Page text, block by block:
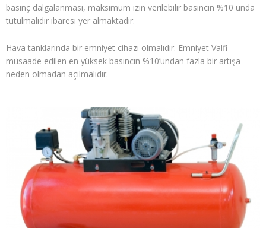
basınç dalgalanması, maksimum izin verilebilir basıncın %10 unda
tutulmalıdır ibaresi yer almaktadır.
Hava tanklarında bir emniyet cihazı olmalıdır. Emniyet Valfi
müsaade edilen en yüksek basıncın %10’undan fazla bir artışa
neden olmadan açılmalıdır.